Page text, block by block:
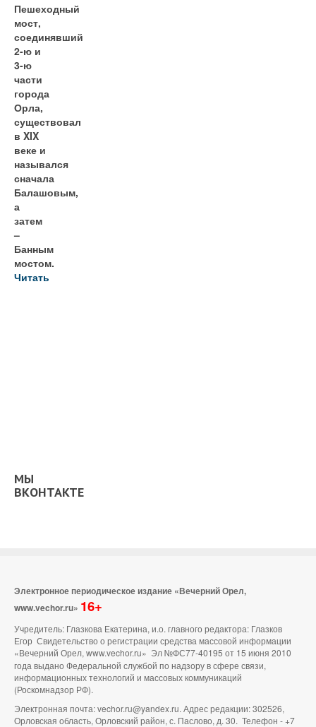
Пешеходный
мост,
соединявший
2-ю и
3-ю
части
города
Орла,
существовал
в XIX
веке и
назывался
сначала
Балашовым,
а
затем
–
Банным
мостом.
Читать
МЫ
ВКОНТАКТЕ
Электронное периодическое издание «Вечерний Орел,
www.vechor.ru» 16+
Учредитель: Глазкова Екатерина, и.о. главного редактора: Глазков
Егор Свидетельство о регистрации средства массовой информации
«Вечерний Орел, www.vechor.ru» Эл №ФС77-40195 от 15 июня 2010
года выдано Федеральной службой по надзору в сфере связи,
информационных технологий и массовых коммуникаций
(Роскомнадзор РФ).
Электронная почта: vechor.ru@yandex.ru. Адрес редакции: 302526,
Орловская область, Орловский район, с. Паслово, д. 30. Телефон - +7